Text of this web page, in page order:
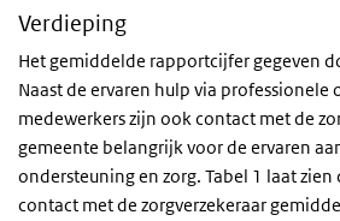
Verdieping
Het gemiddelde rapportcijfer gegeven
Naast de ervaren hulp via professionele
medewerkers zijn ook contact met de
gemeente belangrijk voor de ervaren
ondersteuning en zorg. Tabel 1 laat
contact met de zorgverzekeraar